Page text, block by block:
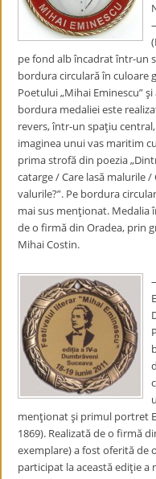
pe fond alb încadrat într-un
bordura circulară în culoare
Poetului „Mihai Eminescu”
bordura medaliei este
revers, într-un spaţiu
imaginea unui vas maritim
prima strofă din poezia
catarge / Care lasă malurile
valurile?”. Pe bordura
mai sus menţionat. Medalia
de o firmă din Oradea, prin
Mihai Costin.
menţionat şi primul portret
1869). Realizată de o firmă
exemplare) a fost oferită de
participat la această ediţie